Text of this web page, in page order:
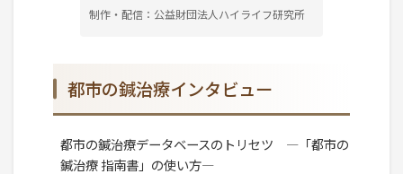
制作・配信：公益財団法人ハイライフ研究所
都市の鍼治療インタビュー
都市の鍼治療データベースのトリセツ ―「都市の
鍼治療 指南書」の使い方―